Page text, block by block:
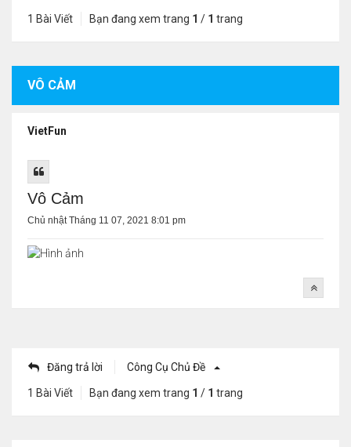
1 Bài Viết Bạn đang xem trang 1 / 1 trang
VÔ CẢM
VietFun
Vô Cảm
Chủ nhật Tháng 11 07, 2021 8:01 pm
Đăng trả lời Công Cụ Chủ Đề
1 Bài Viết Bạn đang xem trang 1 / 1 trang